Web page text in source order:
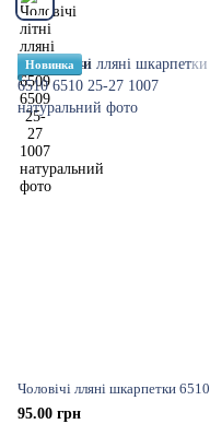
Новинка
Чоловічі лляні шкарпетки 6510
95.00 грн